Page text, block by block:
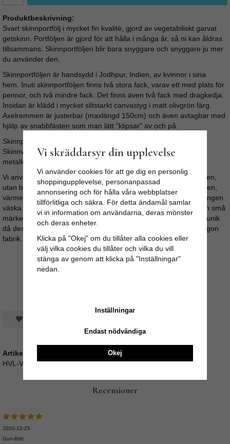
Produktbeskrivning:
Svart skinnportfölj i mycket fin kvalitè, gjord av vegetabiliskt garvat
getskinn. Portföljen är gjord för att hålla i många år, så ni kan åldras
tillsammans. Skinnportföljen blir bara snyggare och snyggare ju mer
du använder den.
Skinnportföljen är handsydd i Jodhpur, Indien, av kvinnor i sina
hem. Inuti skinnportföljen finns två stora fack, varav ett med plats för
pennor, och två mindre fack. Det finns även två fack med dragkedja.
Insidan är klädd i mycket slitstarkt canvastyg i matt olivgrön färg.
Axelremmen är justerbar (maxlängd 150cm) och även avtagbar med
hjälp av snabbfästen som man lätt "klipsar" av och på.
Skinnportföljens mått: Längd: 37cm / Höjd: 32cm / Djup: 10cm
Skinnväskan har kvalitetsdragkedja ifrån YKK och kromfärgade
metalldetaljer
Vi använder inga skadliga kemikalier under beredningsprocessen,
utan bara naturliga ämnen. Såsom vegetabilisk olja, salt, kalksten,
värme och torkprocess med hjälp av solens värmande strålar. Ingen
väska är den andra lik, färgskiftningar kan förekomma och även små
märken ifrån skinnberedningen. Allt detta gör varje skinnväska unik
då dessa väskor är handgjorda och inte massproducerade i någon
fabrik.
Spara som favorit
Artikelnummer:
HVL-V1-16-BL
Recensioner
2020-12-25
Gun-Britt
Vi skräddarsyr din upplevelse
Vi använder cookies för att ge dig en personlig
shoppingupplevelse, personanpassad
annonsering och för hålla våra webbplatser
tillförlitliga och säkra. För detta ändamål samlar
vi in information om användarna, deras mönster
och deras enheter.
Klicka på "Okej" om du tillåter alla cookies eller
välj vilka cookies du tillåter och vilka du vill
stänga av genom att klicka på "Inställningar"
nedan.
Inställningar
Endast nödvändiga
Okej